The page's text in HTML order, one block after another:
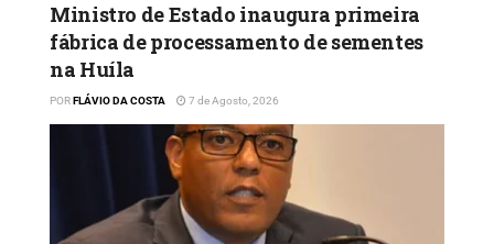
Ministro de Estado inaugura primeira
fábrica de processamento de sementes
na Huíla
POR FLÁVIO DA COSTA 7 de Agosto, 2026